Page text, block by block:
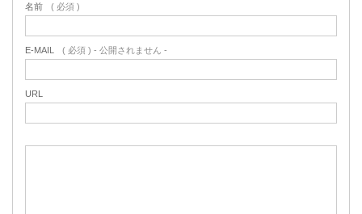
名前 ( 必須 )
E-MAIL ( 必須 ) - 公開されません -
URL